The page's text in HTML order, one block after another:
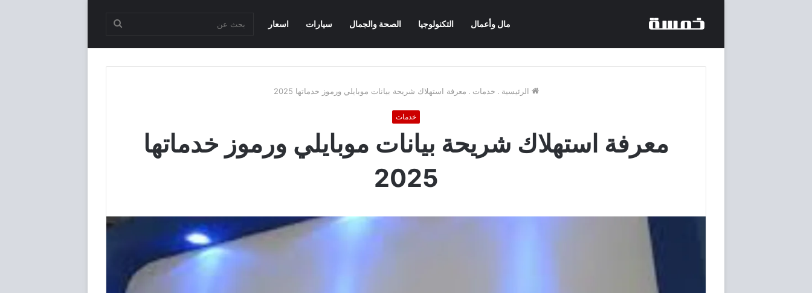
مال وأعمال التكنولوجيا الصحة والجمال سيارات اسعار بحث
الرئيسية . خدمات . معرفة استهلاك شريحة بيانات موبايلي ورموز خدماتها 2025
خدمات
معرفة استهلاك شريحة بيانات موبايلي ورموز خدماتها
2025